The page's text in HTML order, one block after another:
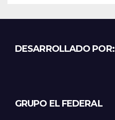
DESARROLLADO POR:
GRUPO EL FEDERAL